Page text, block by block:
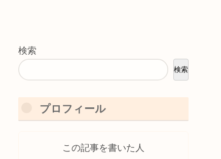
検索
検索
プロフィール
この記事を書いた人